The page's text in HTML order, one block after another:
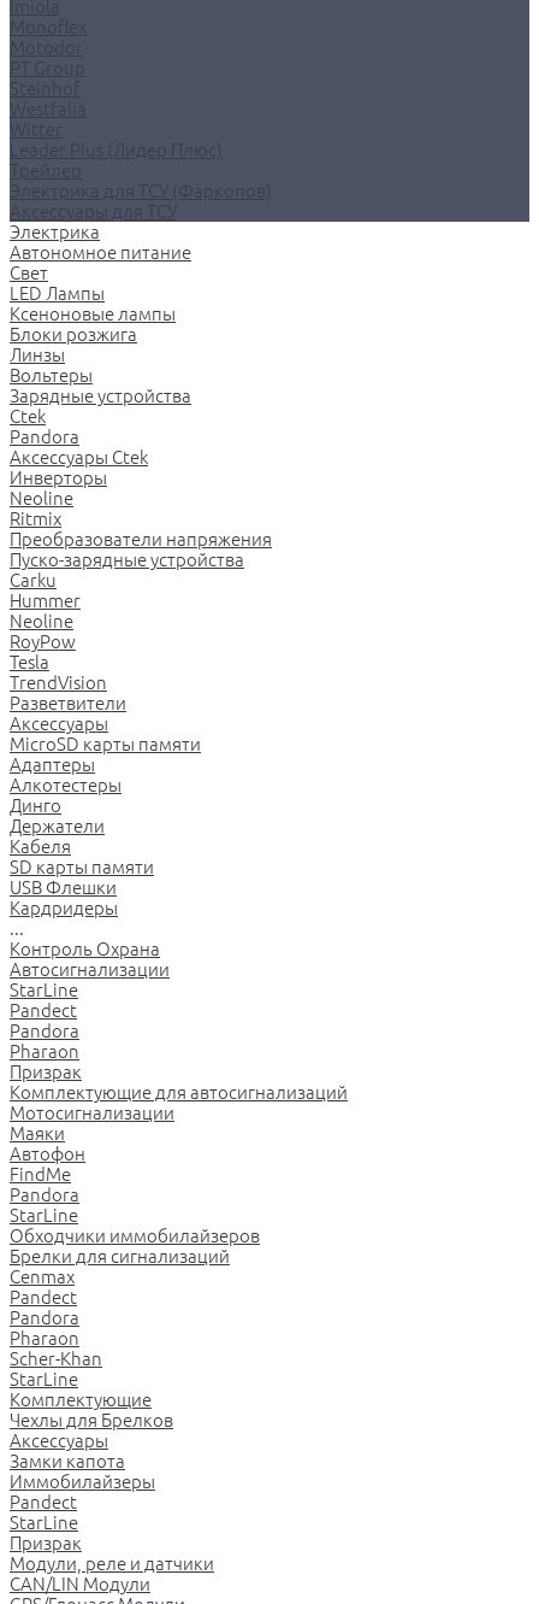
Imiola
Monoflex
Motodor
PT Group
Steinhof
Westfalia
Witter
Leader Plus (Лидер Плюс)
Трейлер
Электрика для ТСУ (Фаркопов)
Аксессуары для ТСУ
Электрика
Автономное питание
Свет
LED Лампы
Ксеноновые лампы
Блоки розжига
Линзы
Вольтеры
Зарядные устройства
Ctek
Pandora
Аксессуары Ctek
Инверторы
Neoline
Ritmix
Преобразователи напряжения
Пуско-зарядные устройства
Carku
Hummer
Neoline
RoyPow
Tesla
TrendVision
Разветвители
Аксессуары
MicroSD карты памяти
Адаптеры
Алкотестеры
Динго
Держатели
Кабеля
SD карты памяти
USB Флешки
Кардридеры
...
Контроль Охрана
Автосигнализации
StarLine
Pandect
Pandora
Pharaon
Призрак
Комплектующие для автосигнализаций
Мотосигнализации
Маяки
Автофон
FindMe
Pandora
StarLine
Обходчики иммобилайзеров
Брелки для сигнализаций
Cenmax
Pandect
Pandora
Pharaon
Scher-Khan
StarLine
Комплектующие
Чехлы для Брелков
Аксессуары
Замки капота
Иммобилайзеры
Pandect
StarLine
Призрак
Модули, реле и датчики
CAN/LIN Модули